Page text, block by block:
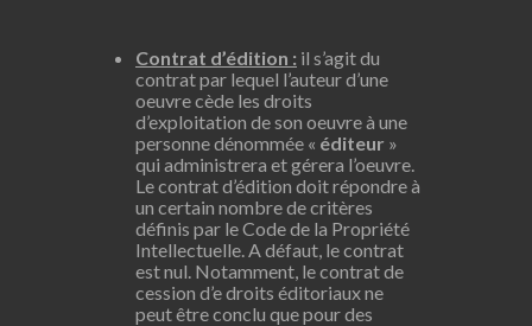
Contrat d’édition : il s’agit du
contrat par lequel l’auteur d’une
oeuvre cède les droits
d’exploitation de son oeuvre à une
personne dénommée « éditeur »
qui administrera et gérera l’oeuvre.
Le contrat d’édition doit répondre à
un certain nombre de critères
définis par le Code de la Propriété
Intellectuelle. A défaut, le contrat
est nul. Notamment, le contrat de
cession d’e droits éditoriaux ne
peut être conclu que pour des